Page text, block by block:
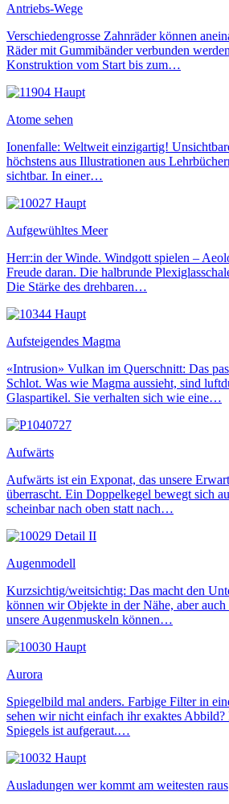
Antriebs-Wege
Verschiedengrosse Zahnräder können
Räder mit Gummibänder verbunden
Konstruktion vom Start bis zum…
Atome sehen
Ionenfalle: Weltweit einzigartig!
höchstens aus Illustrationen aus
sichtbar. In einer…
Aufgewühltes Meer
Herr:in der Winde. Windgott spielen –
Freude daran. Die halbrunde
Die Stärke des drehbaren…
Aufsteigendes Magma
«Intrusion» Vulkan im Querschnitt: Das
Schlot. Was wie Magma aussieht, sind
Glaspartikel. Sie verhalten sich wie eine…
Aufwärts
Aufwärts ist ein Exponat, das unsere
überrascht. Ein Doppelkegel bewegt sich
scheinbar nach oben statt nach…
Augenmodell
Kurzsichtig/weitsichtig: Das macht den
können wir Objekte in der Nähe, aber
unsere Augenmuskeln können…
Aurora
Spiegelbild mal anders. Farbige Filter in
sehen wir nicht einfach ihr exaktes Abbild?
Spiegels ist aufgeraut.…
Ausladungen wer kommt am weitesten raus